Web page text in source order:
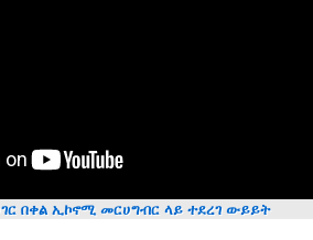
በቀል ኢኮኖሚ መርሀግብር ላይ ተደረገ ውይይት